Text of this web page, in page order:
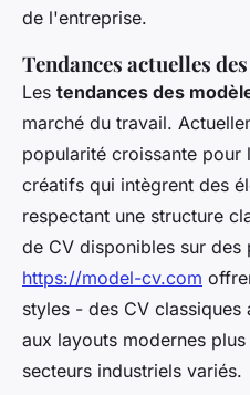
de l'entreprise.
Tendances actuelles
Les tendances des
marché du travail.
popularité croissante pour
créatifs qui intègrent des
respectant une structure
de CV disponibles sur des
https://model-cv.com
styles - des CV classiques
aux layouts modernes
secteurs industriels variés.